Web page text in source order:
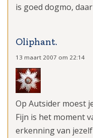
is goed dogmo,
Oliphant.
13 maart 2007 om 22:14
Op Autsider moest
Fijn is het moment
erkenning van